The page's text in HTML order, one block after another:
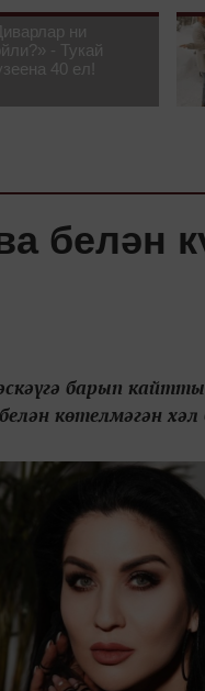
ни
- Тукай
40 ел!
белән
барып
көтелмәгән хәл